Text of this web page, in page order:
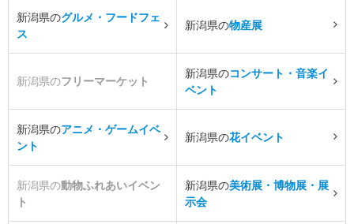
新潟県のグルメ・フードフェ
ス
新潟県の物産展
新潟県のフリーマーケット
新潟県のコンサート・音楽イ
ベント
新潟県のアニメ・ゲームイベ
ント
新潟県の花イベント
新潟県の動物ふれあいイベン
ト
新潟県の美術展・博物展・展
示会